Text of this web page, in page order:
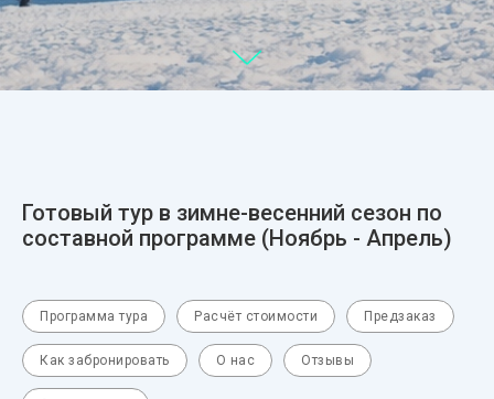
Готовый тур в зимне-весенний сезон по
составной программе (Ноябрь - Апрель)
Программа тура Расчёт стоимости Предзаказ
Как забронировать О нас Отзывы